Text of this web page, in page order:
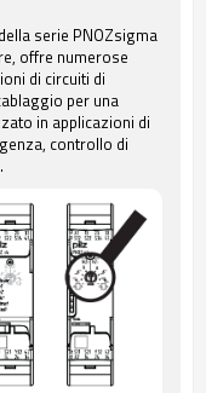
serie PNOZsigma
offre numerose
di circuiti di
per una
in applicazioni di
controllo di